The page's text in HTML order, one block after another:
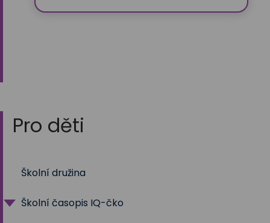
Pro děti
Školní družina
Školní časopis IQ-čko